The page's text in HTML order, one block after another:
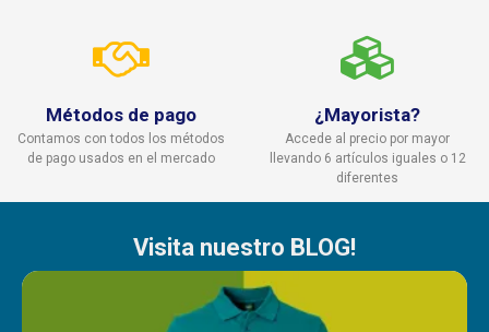
Métodos de pago
Contamos con todos los métodos
de pago usados en el mercado
¿Mayorista?
Accede al precio por mayor
llevando 6 artículos iguales o 12
diferentes
Visita nuestro BLOG!